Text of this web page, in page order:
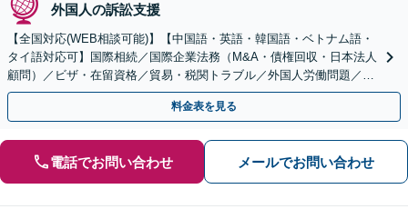
外国人の訴訟支援
【全国対応(WEB相談可能)】【中国語・英語・韓国語・ベトナム語・
タイ語対応可】国際相続／国際企業法務（M&A・債権回収・日本法人
顧問）／ビザ・在留資格／貿易・税関トラブル／外国人労働問題／外
国人刑事事件など、幅広いご相談に対応可能
料金表を見る
電話でお問い合わせ メールでお問い合わせ